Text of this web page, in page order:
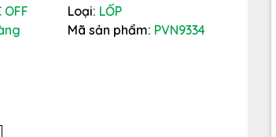
OFF Loại: LỐP
Mã sản phẩm: PVN9334